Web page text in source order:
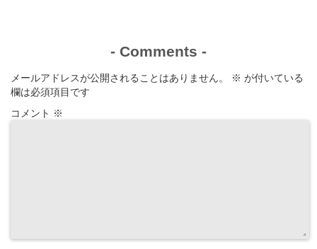
- Comments -
メールアドレスが公開されることはありません。 ※ が付いている
欄は必須項目です
コメント ※